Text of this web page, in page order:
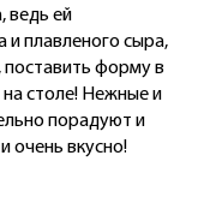
ведь ей
и плавленого сыра,
поставить форму в
столе! Нежные и
порадуют и
очень вкусно!